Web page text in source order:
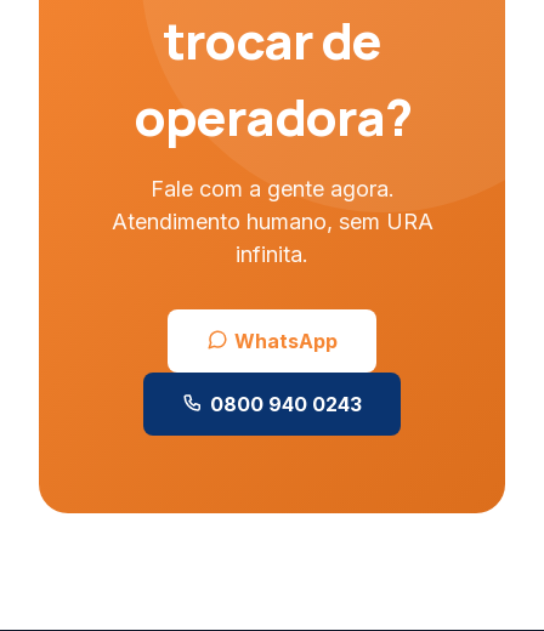
trocar de
operadora?
Fale com a gente agora.
Atendimento humano, sem URA
infinita.
WhatsApp
0800 940 0243